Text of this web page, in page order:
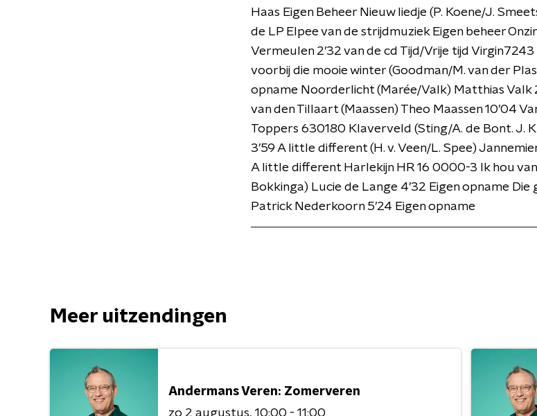
Haas Eigen Beheer Nieuw liedje (P. Koene/J.
de LP Elpee van de strijdmuziek Eigen beheer
Vermeulen 2’32 van de cd Tijd/Vrije tijd Virgin7243
voorbij die mooie winter (Goodman/M. van der
opname Noorderlicht (Marée/Valk) Matthias Valk
van den Tillaart (Maassen) Theo Maassen 10’04
Toppers 630180 Klaverveld (Sting/A. de Bont. J.
3’59 A little different (H. v. Veen/L. Spee)
A little different Harlekijn HR 16 0000-3 Ik hou
Bokkinga) Lucie de Lange 4’32 Eigen opname
Patrick Nederkoorn 5’24 Eigen opname
Meer uitzendingen
Andermans Veren: Zomerveren
zo 2 augustus 10:00 - 11:00